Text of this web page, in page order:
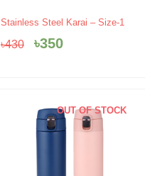
Stainless Steel Karai – Size-1
৳430
Original
price
was:
৳350
Current
is:
OUT OF STOCK